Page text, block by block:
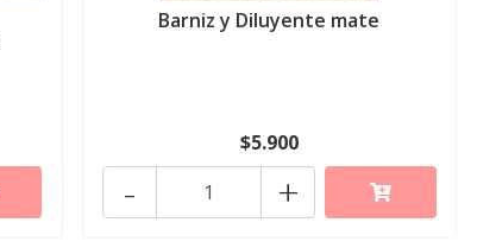
Barniz y Diluyente mate
$5.900
+
-